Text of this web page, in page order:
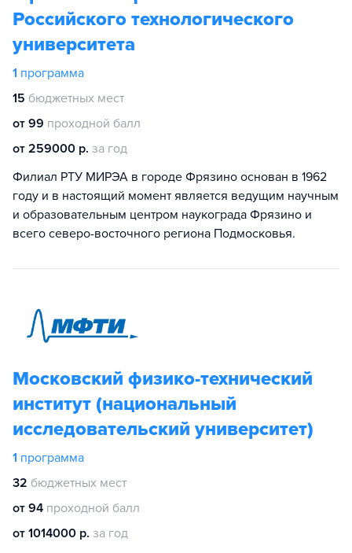
Российского технологического
университета
1 программа
15 бюджетных мест
от 99 проходной балл
от 259000 р. за год
Филиал РТУ МИРЭА в городе Фрязино основан в 1962
году и в настоящий момент является ведущим научным
и образовательным центром наукограда Фрязино и
всего северо-восточного региона Подмосковья.
Московский физико-технический
институт (национальный
исследовательский университет)
1 программа
32 бюджетных мест
от 94 проходной балл
от 1014000 р. за год